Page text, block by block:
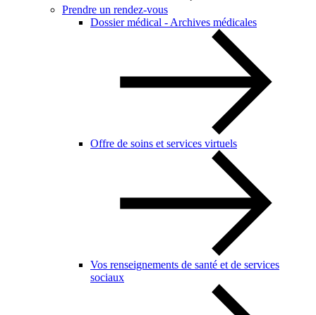
Prendre un rendez-vous
Dossier médical - Archives médicales
Offre de soins et services virtuels
Vos renseignements de santé et de services
sociaux